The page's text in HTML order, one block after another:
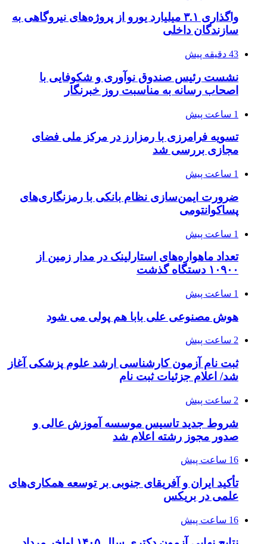
واگذاری ۳.۱ میلیارد یورو از پروژه‌های نیروگاهی به
سازندگان داخلی
43 دقیقه پیش
نشست رئیس صندوق نوآوری و شکوفایی با
اصحاب رسانه به مناسبت روز خبرنگار
1 ساعت پیش
تسویه فرامرزی با رمزارز در مرکز ملی فضای
مجازی بررسی شد
1 ساعت پیش
ضرورت ایمن‌سازی نظام بانکی با رمزنگاری‌های
پساکوانتومی
1 ساعت پیش
تعداد ماهواره‌های استارلینک‌ در مدار زمین از
۱۰۹۰۰ دستگاه گذشت
1 ساعت پیش
هوش مصنوعی علی بابا هم پولی می شود
2 ساعت پیش
ثبت نام آزمون کارشناسی ارشد علوم پزشکی آغاز
شد/ اعلام جزئیات ثبت نام
2 ساعت پیش
شروط جدید تاسیس موسسه آموزش عالی و
صدور مجوز رشته اعلام شد
16 ساعت پیش
تأکید ایران و آفریقای جنوبی بر توسعه همکاری‌های
علمی در بریکس
16 ساعت پیش